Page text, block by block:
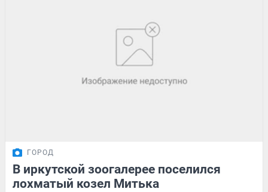
ГОРОД
В иркутской зоогалерее поселился
лохматый козел Митька